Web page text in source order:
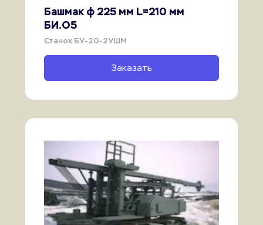
Башмак ф 225 мм L=210 мм
БИ.О5
Станок БУ-20-2УШМ
Заказать